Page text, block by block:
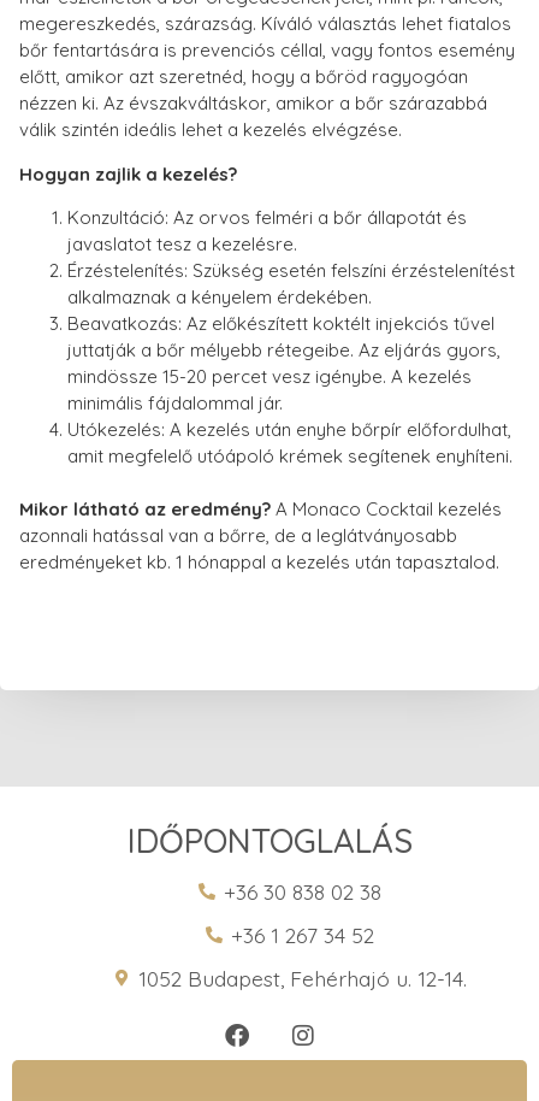
megereszkedés, szárazság. Kíváló választás lehet fiatalos
bőr fentartására is prevenciós céllal, vagy fontos esemény
előtt, amikor azt szeretnéd, hogy a bőröd ragyogóan
nézzen ki. Az évszakváltáskor, amikor a bőr szárazabbá
válik szintén ideális lehet a kezelés elvégzése.
Hogyan zajlik a kezelés?
Konzultáció: Az orvos felméri a bőr állapotát és
javaslatot tesz a kezelésre.
Érzéstelenítés: Szükség esetén felszíni érzéstelenítést
alkalmaznak a kényelem érdekében.
Beavatkozás: Az előkészített koktélt injekciós tűvel
juttatják a bőr mélyebb rétegeibe. Az eljárás gyors,
mindössze 15-20 percet vesz igénybe. A kezelés
minimális fájdalommal jár.
Utókezelés: A kezelés után enyhe bőrpír előfordulhat,
amit megfelelő utóápoló krémek segítenek enyhíteni.
Mikor látható az eredmény? A Monaco Cocktail kezelés
azonnali hatással van a bőrre, de a leglátványosabb
eredményeket kb. 1 hónappal a kezelés után tapasztalod.
IDŐPONTOGLALÁS
+36 30 838 02 38
+36 1 267 34 52
1052 Budapest, Fehérhajó u. 12-14.